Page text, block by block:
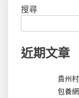
搜尋
近期文章
貴州
包養